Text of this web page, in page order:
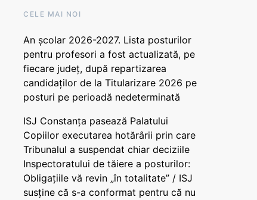
CELE MAI NOI
An școlar 2026-2027. Lista posturilor
pentru profesori a fost actualizată, pe
fiecare județ, după repartizarea
candidaților de la Titularizare 2026 pe
posturi pe perioadă nedeterminată
ISJ Constanța pasează Palatului
Copiilor executarea hotărârii prin care
Tribunalul a suspendat chiar deciziile
Inspectoratului de tăiere a posturilor:
Obligațiile vă revin „în totalitate” / ISJ
susține că s-a conformat pentru că nu